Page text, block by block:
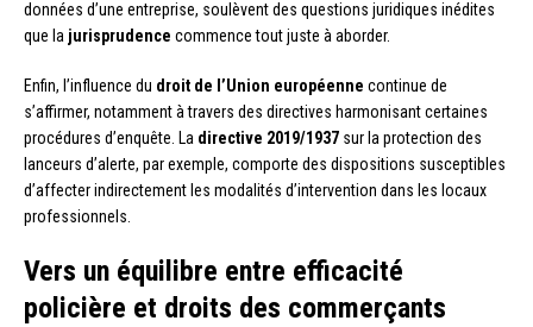
données d’une entreprise, soulèvent des questions juridiques inédites
que la jurisprudence commence tout juste à aborder.
Enfin, l’influence du droit de l’Union européenne continue de
s’affirmer, notamment à travers des directives harmonisant certaines
procédures d’enquête. La directive 2019/1937 sur la protection des
lanceurs d’alerte, par exemple, comporte des dispositions susceptibles
d’affecter indirectement les modalités d’intervention dans les locaux
professionnels.
Vers un équilibre entre efficacité
policière et droits des commerçants